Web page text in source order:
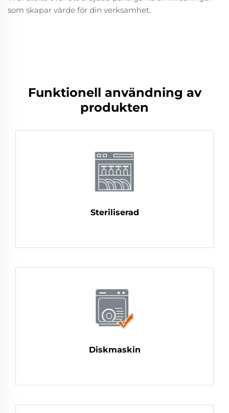
som skapar värde för din verksamhet.
Funktionell användning av
produkten
Steriliserad
Diskmaskin